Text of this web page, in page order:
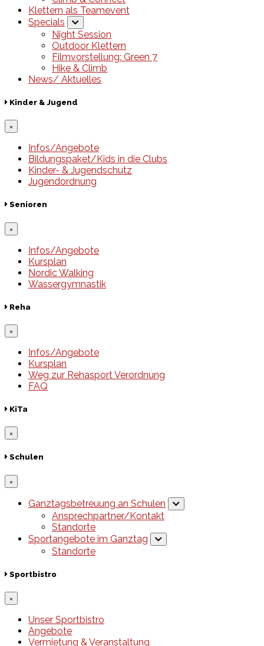
Klettern als Teamevent
Specials
Night Session
Outdoor Klettern
Filmvorstellung: Green 7
Hike & Climb
News/ Aktuelles
Kinder & Jugend
×
Infos/Angebote
Bildungspaket/Kids in die Clubs
Kinder- & Jugendschutz
Jugendordnung
Senioren
×
Infos/Angebote
Kursplan
Nordic Walking
Wassergymnastik
Reha
×
Infos/Angebote
Kursplan
Weg zur Rehasport Verordnung
FAQ
KiTa
×
Schulen
×
Ganztagsbetreuung an Schulen
Ansprechpartner/Kontakt
Standorte
Sportangebote im Ganztag
Standorte
Sportbistro
×
Unser Sportbistro
Angebote
Vermietung & Veranstaltung